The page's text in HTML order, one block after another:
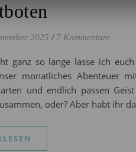
2025 / 7 Kommentare
ganz so lange lasse ich
monatliches Abenteuer
und endlich passen
oder? Aber habt ihr